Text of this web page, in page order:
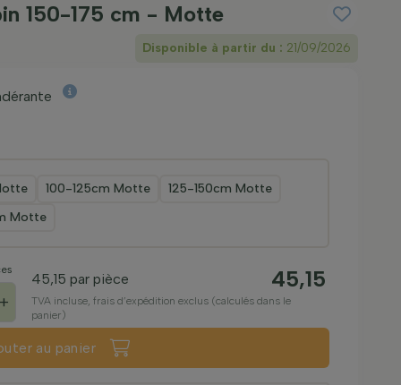
150-175 cm - Motte
Disponible à partir du : 21/09/2026
100-125cm Motte
125-150cm Motte
Motte
+
45,15 par pièce 45,15
TVA incluse, frais d’expédition exclus (calculés dans le
panier)
au panier